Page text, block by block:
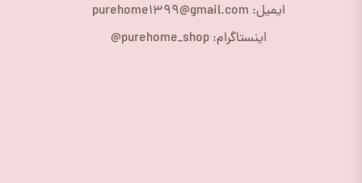
ایمیل: purehome1399@gmail.com
اینستاگرام: purehome_shop@